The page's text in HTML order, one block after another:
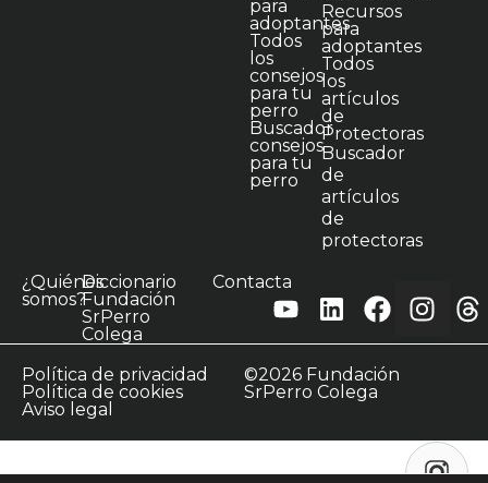
para
adoptantes
Todos
los
consejos
para tu
perro
Buscador
consejos
para tu
perro
Recursos
para
adoptantes
Todos
los
artículos
de
Protectoras
Buscador
de
artículos
de
protectoras
¿Quiénes
somos?
Diccionario
Fundación
SrPerro
Colega
Contacta
Política de privacidad
Política de cookies
Aviso legal
©2026 Fundación
SrPerro Colega